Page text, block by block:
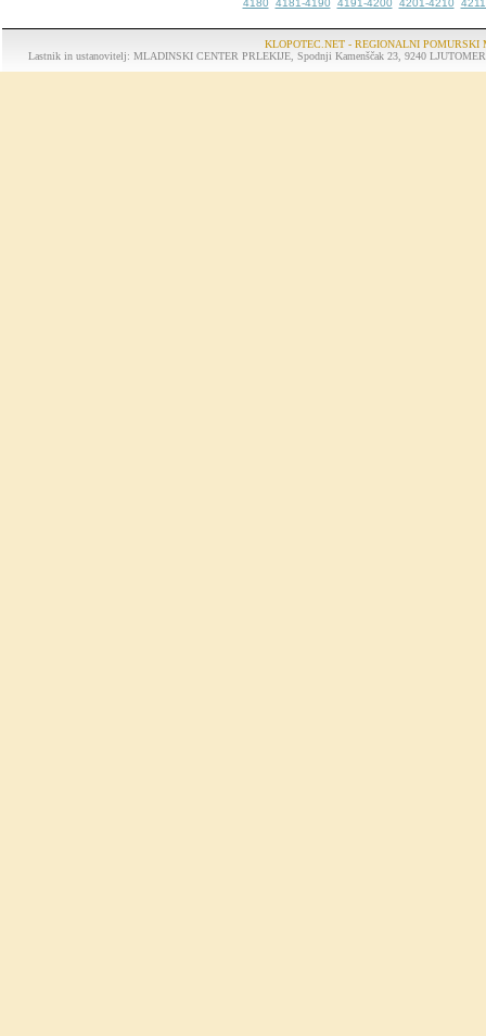
4180 4181-4190 4191-4200 4201-4210
KLOPOTEC.NET - REGIONALNI POMURSKI
Lastnik in ustanovitelj: MLADINSKI CENTER PRLEKIJE, Spodnji Kamenščak 23, 9240